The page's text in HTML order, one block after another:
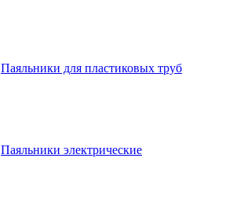
Паяльники для пластиковых труб
Паяльники электрические